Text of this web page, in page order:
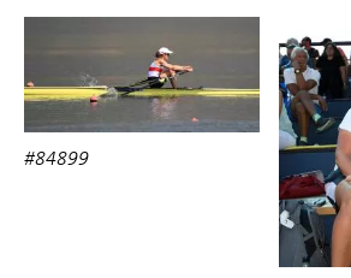
#84899